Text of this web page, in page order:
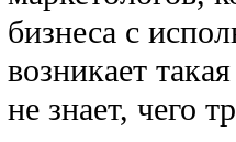
бизнеса с
возникает
не знает, чего